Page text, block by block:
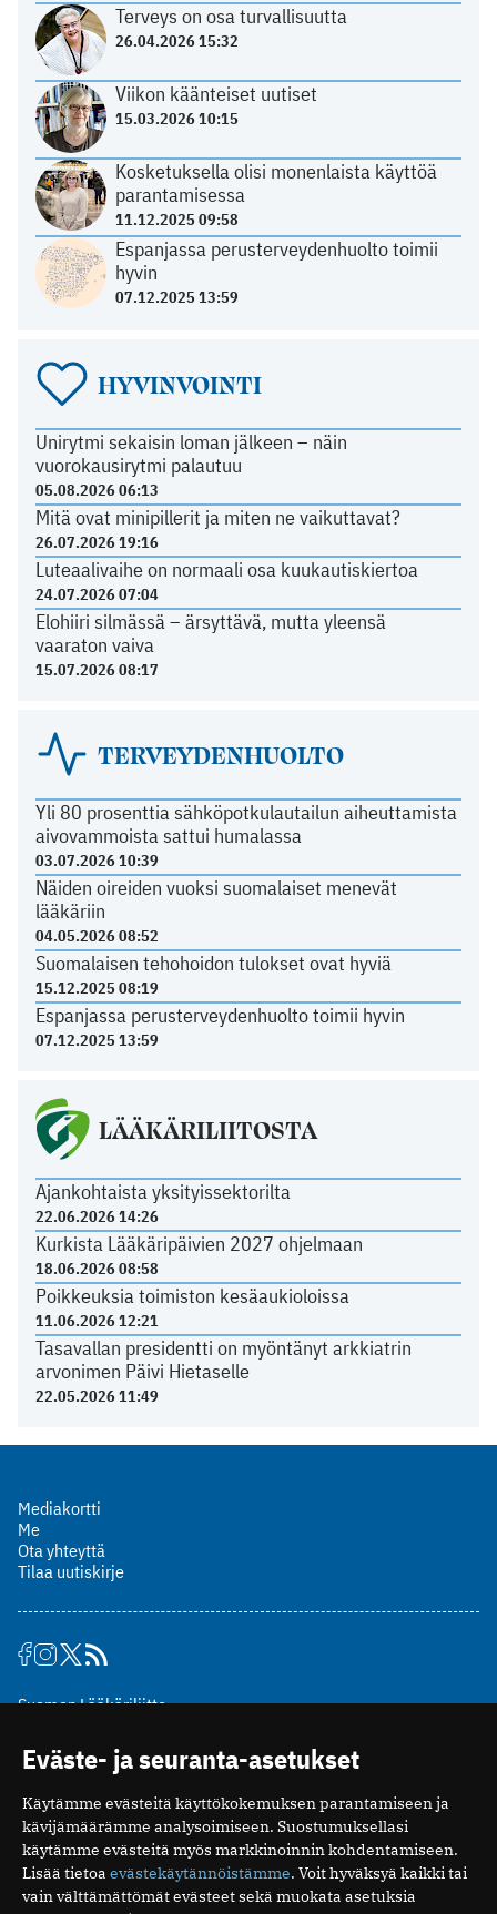
Terveys on osa turvallisuutta
26.04.2026 15:32
Viikon käänteiset uutiset
15.03.2026 10:15
Kosketuksella olisi monenlaista käyttöä
parantamisessa
11.12.2025 09:58
Espanjassa perusterveydenhuolto toimii
hyvin
07.12.2025 13:59
HYVINVOINTI
Unirytmi sekaisin loman jälkeen – näin
vuorokausirytmi palautuu
05.08.2026 06:13
Mitä ovat minipillerit ja miten ne vaikuttavat?
26.07.2026 19:16
Luteaalivaihe on normaali osa kuukautiskiertoa
24.07.2026 07:04
Elohiiri silmässä – ärsyttävä, mutta yleensä
vaaraton vaiva
15.07.2026 08:17
TERVEYDENHUOLTO
Yli 80 prosenttia sähköpotkulautailun aiheuttamista
aivovammoista sattui humalassa
03.07.2026 10:39
Näiden oireiden vuoksi suomalaiset menevät
lääkäriin
04.05.2026 08:52
Suomalaisen tehohoidon tulokset ovat hyviä
15.12.2025 08:19
Espanjassa perusterveydenhuolto toimii hyvin
07.12.2025 13:59
LÄÄKÄRILIITOSTA
Ajankohtaista yksityissektorilta
22.06.2026 14:26
Kurkista Lääkäripäivien 2027 ohjelmaan
18.06.2026 08:58
Poikkeuksia toimiston kesäaukioloissa
11.06.2026 12:21
Tasavallan presidentti on myöntänyt arkkiatrin
arvonimen Päivi Hietaselle
22.05.2026 11:49
Mediakortti
Me
Ota yhteyttä
Tilaa uutiskirje
Suomen Lääkäriliitto
00510 Helsinki
puh. (09) 393 091
toimitus@potilaanlaakarilehti.fi
ISSN 2323-9476
Eväste- ja seuranta-asetukset
Käytämme evästeitä käyttökokemuksen parantamiseen ja
kävijämäärämme analysoimiseen. Suostumuksellasi
käytämme evästeitä myös markkinoinnin kohdentamiseen.
Lisää tietoa evästekäytännöistämme. Voit hyväksyä kaikki tai
vain välttämättömät evästeet sekä muokata asetuksia